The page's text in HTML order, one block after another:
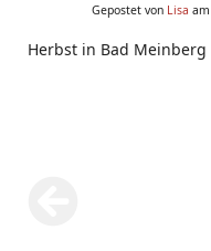
Gepostet von Lisa
Herbst in Bad Meinberg